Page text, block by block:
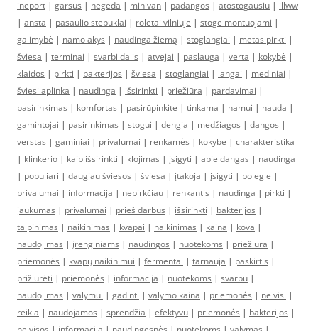
ineport | garsus | negeda | minivan | padangos | atostogausiu | illww
| ansta | pasaulio stebuklai | roletai vilniuje | stoge montuojami |
galimybė | namo akys | naudinga žiemą | stoglangiai | metas pirkti |
šviesa | terminai | svarbi dalis | atvejai | paslauga | verta | kokybė |
klaidos | pirkti | bakterijos | šviesa | stoglangiai | langai | mediniai |
šviesi aplinka | naudinga | išsirinkti | priežiūra | pardavimai |
pasirinkimas | komfortas | pasirūpinkite | tinkama | namui | nauda |
gamintojai | pasirinkimas | stogui | dengia | medžiagos | dangos |
verstas | gaminiai | privalumai | renkamės | kokybė | charakteristika
| klinkerio | kaip išsirinkti | klojimas | įsigyti | apie dangas | naudinga
| populiari | daugiau šviesos | šviesa | įtakoja | įsigyti | po egle |
privalumai | informacija | nepirkčiau | renkantis | naudinga | pirkti |
jaukumas | privalumai | prieš darbus | išsirinkti | bakterijos |
talpinimas | naikinimas | kvapai | naikinimas | kaina | kova |
naudojimas | įrenginiams | naudingos | nuotekoms | priežiūra |
priemonės | kvapų naikinimui | fermentai | tarnauja | paskirtis |
prižiūrėti | priemonės | informacija | nuotekoms | svarbu |
naudojimas | valymui | gadinti | valymo kaina | priemonės | ne visi |
reikia | naudojamos | sprendžia | efektyvu | priemonės | bakterijos |